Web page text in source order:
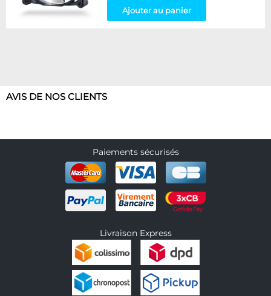
Ajouter au panier
AVIS DE NOS CLIENTS
Paiements sécurisés
Livraison Express